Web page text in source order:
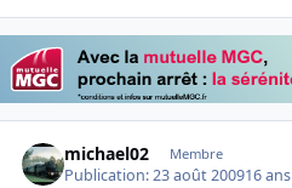
michael02 Membre
Publication:23 août 200916 ans